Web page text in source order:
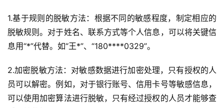
1.基于规则的脱敏方法：根据不同的敏感程度，制定相应的
脱敏规则。对于姓名、联系方式等个人信息，可以将关键信
息用“*”代替。如“王*”、“180****0329”。
2.加密脱敏方法：对敏感数据进行加密处理，只有授权的人
员可以解密。例如，对于银行账号、信用卡号等敏感信息，
可以使用加密算法进行脱敏，只有经过授权的人员才能够查